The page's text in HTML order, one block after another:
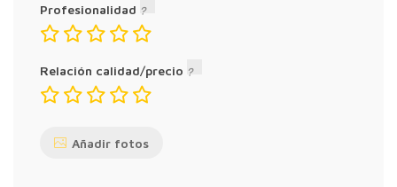
Profesionalidad
Relación calidad/precio
Añadir fotos